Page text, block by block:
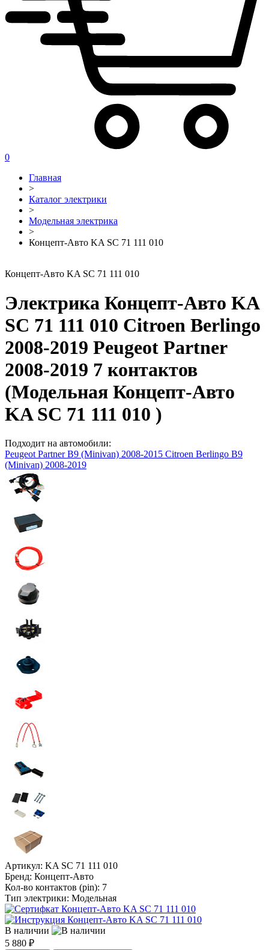
0
Главная
>
Каталог электрики
>
Модельная электрика
>
Концепт-Авто KA SC 71 111 010
Концепт-Авто KA SC 71 111 010
Электрика Концепт-Авто KA
SC 71 111 010 Citroen Berlingo
2008-2019 Peugeot Partner
2008-2019 7 контактов
(Модельная Концепт-Авто
KA SC 71 111 010 )
Подходит на автомобили:
Peugeot Partner B9 (Minivan) 2008-2015 Citroen Berlingo B9
(Minivan) 2008-2019
Артикул: KA SC 71 111 010
Бренд: Концепт-Авто
Кол-во контактов (pin): 7
Тип электрики: Модельная
В наличии
5 880 ₽